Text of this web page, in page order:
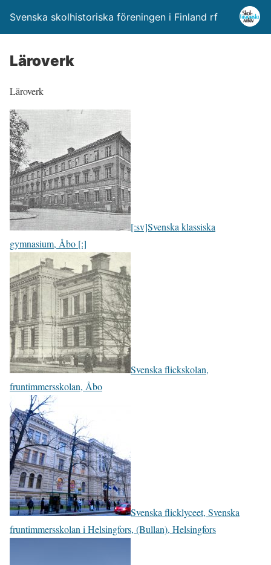
Svenska skolhistoriska föreningen i Finland rf
Läroverk
Läroverk
[:sv]Svenska klassiska
gymnasium, Åbo [:]
Svenska flickskolan,
fruntimmersskolan, Åbo
Svenska flicklyceet, Svenska
fruntimmersskolan i Helsingfors, (Bullan), Helsingfors